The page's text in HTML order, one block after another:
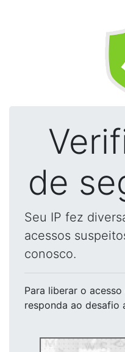
de
Seu IP fez
acessos
conosco.
Para liberar o acesso
responda ao desafio